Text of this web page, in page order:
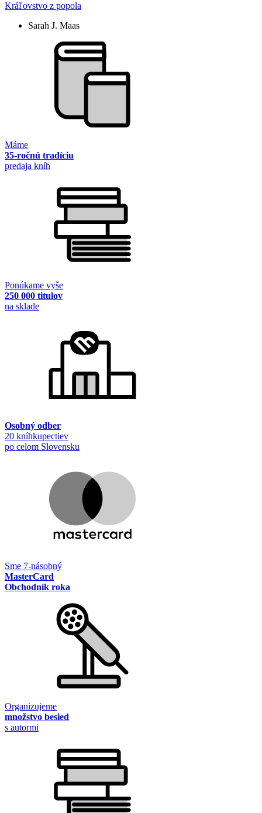
Kráľovstvo z popola
Sarah J. Maas
Máme
35-ročnú tradíciu
predaja kníh
Ponúkame vyše
250 000 titulov
na sklade
Osobný odber
20 kníhkupectiev
po celom Slovensku
Sme 7-násobný
MasterCard
Obchodník roka
Organizujeme
množstvo besied
s autormi